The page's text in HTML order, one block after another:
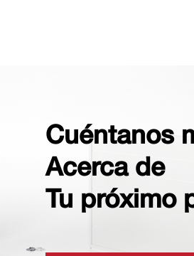
Cuéntanos
Acerca de
Tu próximo